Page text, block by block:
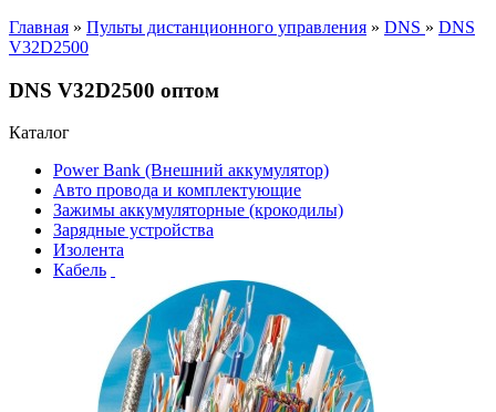
Главная » Пульты дистанционного управления » DNS » DNS
V32D2500
DNS V32D2500 оптом
Каталог
Power Bank (Внешний аккумулятор)
Авто провода и комплектующие
Зажимы аккумуляторные (крокодилы)
Зарядные устройства
Изолента
Кабель